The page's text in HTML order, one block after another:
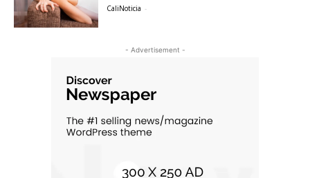
CaliNoticia -
- Advertisement -